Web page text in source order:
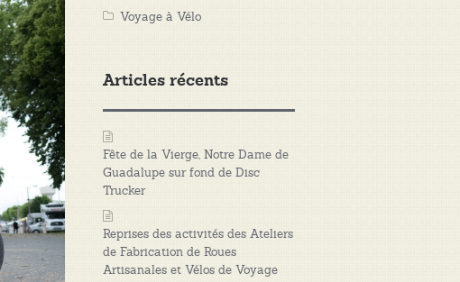
Voyage à Vélo
Articles récents
Fête de la Vierge, Notre Dame de
Guadalupe sur fond de Disc
Trucker
Reprises des activités des Ateliers
de Fabrication de Roues
Artisanales et Vélos de Voyage